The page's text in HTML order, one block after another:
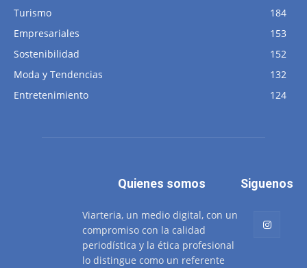
Turismo
184
Empresariales
153
Sostenibilidad
152
Moda y Tendencias
132
Entretenimiento
124
Quienes somos
Viarteria, un medio digital, con un
compromiso con la calidad
periodística y la ética profesional
lo distingue como un referente
Siguenos